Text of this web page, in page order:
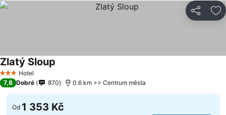
Sdílet
3 Počet hvězdiček
Hotel
Zlatý Sloup
7,8 Dobré 870 0.6 km >> Centrum města
Od 1 353 Kč